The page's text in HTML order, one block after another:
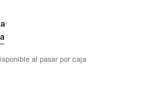
al pasar por caja